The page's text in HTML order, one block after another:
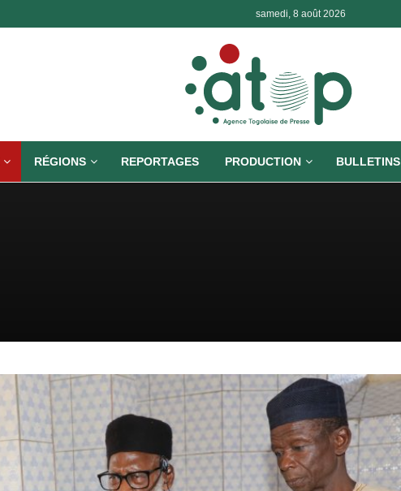
samedi, 8 août 2026
RÉGIONS REPORTAGES PRODUCTION BULLETINS